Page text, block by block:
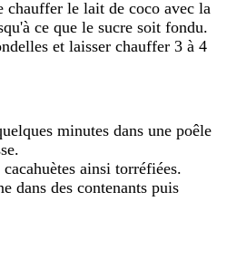
chauffer le lait de coco avec la
ce que le sucre soit fondu.
et laisser chauffer 3 à 4
minutes dans une poêle
ainsi torréfiées.
dans des contenants puis